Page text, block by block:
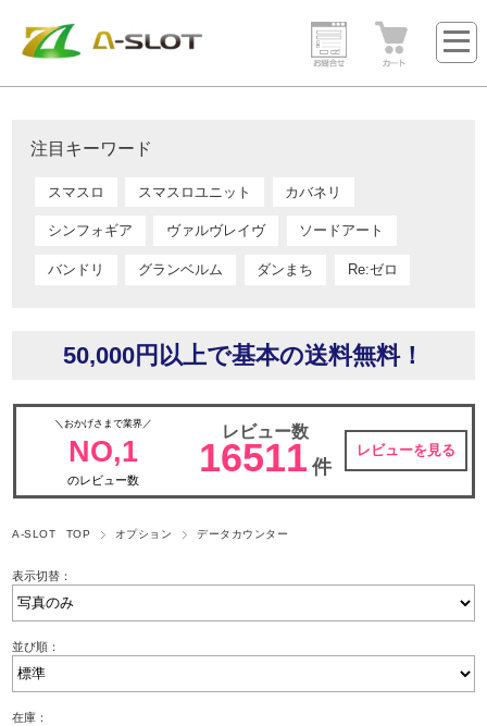
注目キーワード
スマスロ スマスロユニット カバネリ
シンフォギア ヴァルヴレイヴ ソードアート
バンドリ グランベルム ダンまち Re:ゼロ
50,000円以上で基本の送料無料！
＼おかげさまで業界／
NO,1
のレビュー数
レビュー数
16511 件
レビューを見る
A-SLOT TOP オプション データカウンター
表示切替：
並び順：
在庫：